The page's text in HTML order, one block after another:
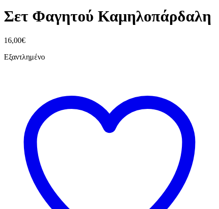
Σετ Φαγητού Καμηλοπάρδαλη
16,00€
Εξαντλημένο